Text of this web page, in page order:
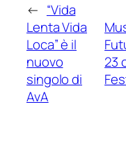
← “Vida
Lenta Vida
Loca” è il
nuovo
singolo di
AvA
23